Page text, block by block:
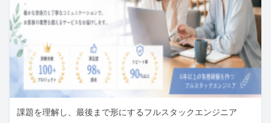
課題を理解し、最後まで形にするフルスタックエンジニア